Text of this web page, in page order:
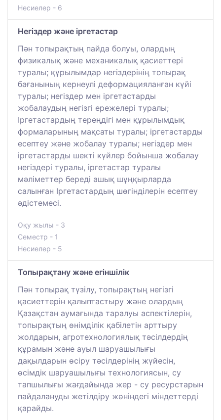
Несиелер - 6
Негіздер және іргетастар
Пән топырақтың пайда болуы, олардың
физикалық және механикалық қасиеттері
туралы; құрылымдар негіздерінің топырақ
бағанының кернеулі деформацияланған күйі
туралы; негіздер мен іргетастарды
жобалаудың негізгі ережелері туралы;
Іргетастардың тереңдігі мен құрылымдық
формаларының мақсаты туралы; іргетастарды
есептеу және жобалау туралы; негіздер мен
іргетастарды шекті күйлер бойынша жобалау
негіздері туралы, іргетастар туралы
мәліметтер береді ашық шұңқырларда
салынған Іргетастардың шөгінділерін есептеу
әдістемесі.
Оқу жылы - 3
Семестр - 1
Несиелер - 5
Топырақтану және егіншілік
Пән топырақ түзілу, топырақтың негізгі
қасиеттерін қалыптастыру және олардың
Қазақстан аумағында таралуы аспектілерін,
топырақтың өнімділік қабілетін арттыру
жолдарын, агротехнологиялық тәсілдердің
құрамын және ауыл шаруашылығы
дақылдарын өсіру тәсілдерінің жүйесін,
өсімдік шаруашылығы технологиясын, су
тапшылығы жағдайында жер - су ресурстарын
пайдалануды жетілдіру жөніндегі міндеттерді
қарайды.